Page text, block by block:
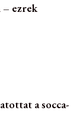
ezrek
a socca-